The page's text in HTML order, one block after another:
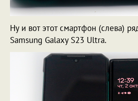
Ну и вот этот смартфон (слева)
Samsung Galaxy S23 Ultra.